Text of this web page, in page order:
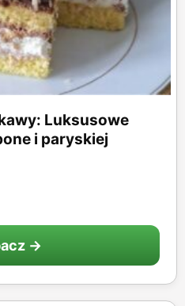
Luksusowe
i paryskiej
→